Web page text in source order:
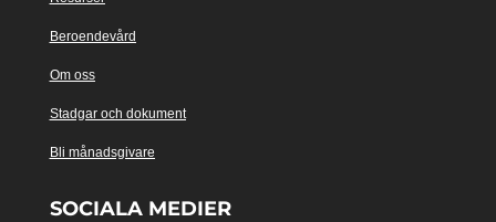
Beroendevård
Om oss
Stadgar och dokument
Bli månadsgivare
SOCIALA MEDIER